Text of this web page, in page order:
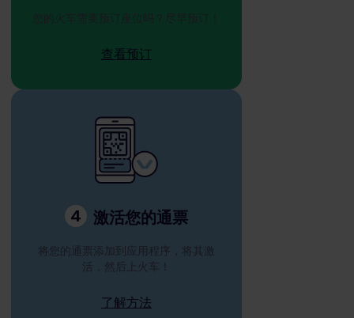
您的火车需要预订座位吗？尽早预订！
查看预订
4 激活您的通票
将您的通票添加到应用程序，将其激
活，然后上火车！
了解方法